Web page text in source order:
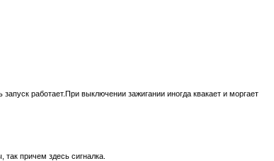
работает.При выключении зажигании иногда квакает и моргает
причем здесь сигналка.